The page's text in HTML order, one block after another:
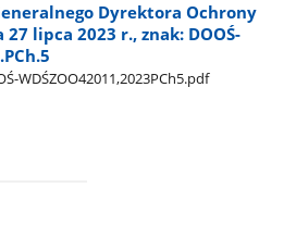
Dyrektora Ochrony
lipca 2023 r., znak: DOOŚ-
WDŚZOO42011,2023PCh5.pdf